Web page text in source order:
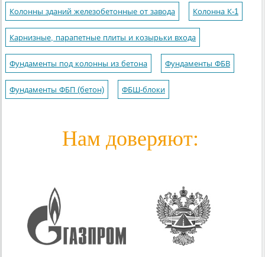
Колонны зданий железобетонные от завода Колонна К-1
Карнизные, парапетные плиты и козырьки входа
Фундаменты под колонны из бетона Фундаменты ФБВ
Фундаменты ФБП (бетон) ФБШ-блоки
Нам доверяют: